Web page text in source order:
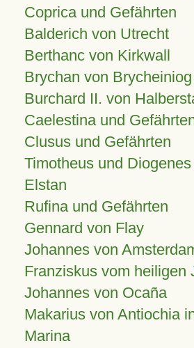
Coprica und Gefährten
Balderich von Utrecht
Berthanc von Kirkwall
Brychan von Brycheiniog
Burchard II. von
Caelestina und
Clusus und Gefährten
Timotheus und Diogenes
Elstan
Rufina und Gefährten
Gennard von Flay
Johannes von
Franziskus vom heiligen
Johannes von Ocaña
Makarius von Antiochia
Marina